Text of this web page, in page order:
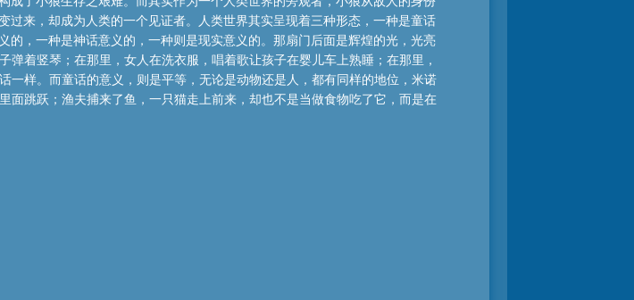
过来，却成为人类的一个见证者。人类世界其实呈现着三种形态，一种是童话
的，一种是神话意义的，一种则是现实意义的。那扇门后面是辉煌的光，光亮
着竖琴；在那里，女人在洗衣服，唱着歌让孩子在婴儿车上熟睡；在那里，
样。而童话的意义，则是平等，无论是动物还是人，都有同样的地位，米诺
跳跃；渔夫捕来了鱼，一只猫走上前来，却也不是当做食物吃了它，而是在